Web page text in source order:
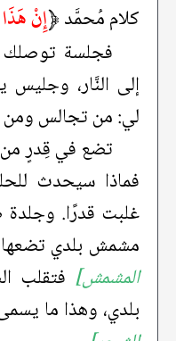
كلام مُحمَّد﴿إِنْ
فجلسة توصلك
إلى النَّار،
لي: من تجالس
تضع في قِدرٍ من
فماذا سيحدث
غلبت قدرًا.
مشمش بلدي
المشمش] فتقلب
بلدي، وهذا ما